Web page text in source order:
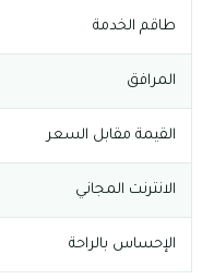
طاقم الخدمة
المرافق
القيمة مقابل السعر
الانترنت المجاني
الإحساس بالراحة